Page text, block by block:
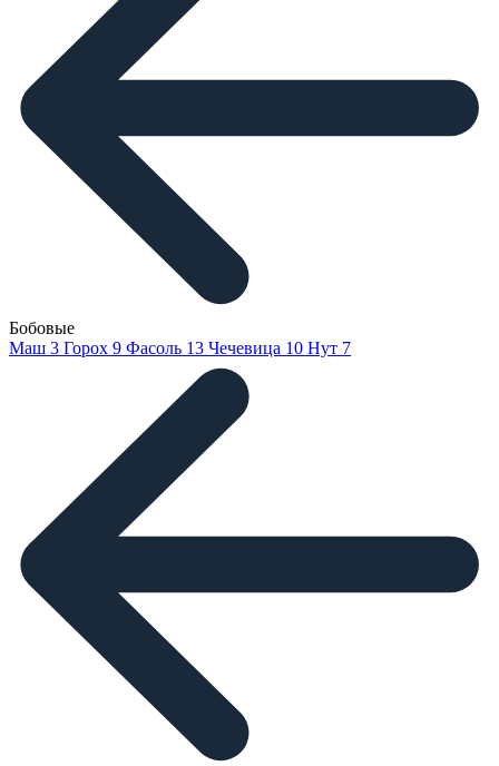
Бобовые
Маш 3 Горох 9 Фасоль 13 Чечевица 10 Нут 7